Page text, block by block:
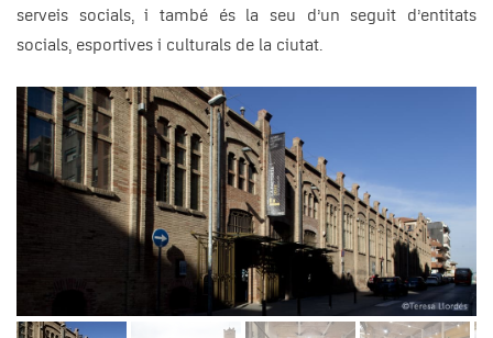
serveis socials, i també és la seu d’un seguit d’entitats
socials, esportives i culturals de la ciutat.